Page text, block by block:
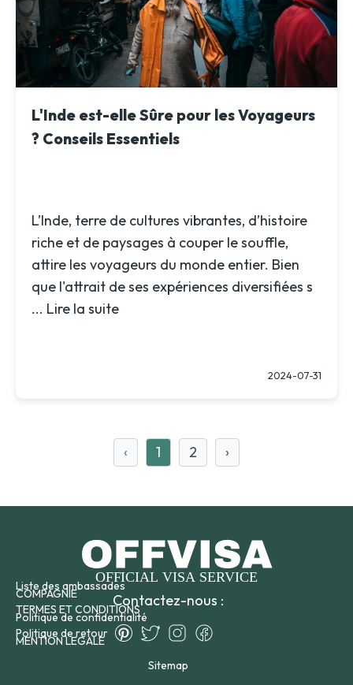
L'Inde est-elle Sûre pour les Voyageurs
? Conseils Essentiels
L’Inde, terre de cultures vibrantes, d’histoire
riche et de paysages à couper le souffle,
attire les voyageurs du monde entier. Bien
que l'attrait de ses expériences diversifiées s
... Lire la suite
2024-07-31
‹ 1 2 ›
COMPAGNIE
Politique de confidentialité
MENTION LEGALE
Liste des ambassades
TERMES ET CONDITIONS
Politique de retour
Contactez-nous :
Sitemap